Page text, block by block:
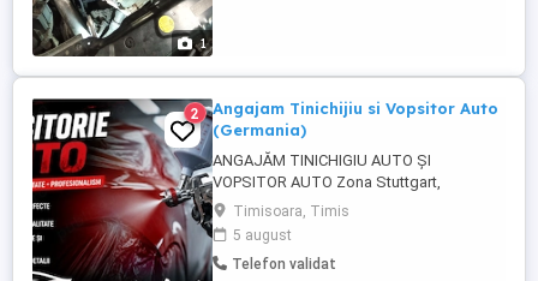
1
2
Angajam Tinichijiu si Vopsitor Auto
(Germania)
ANGAJĂM TINICHIGIU AUTO ȘI
VOPSITOR AUTO Zona Stuttgart,
Germania Tinichigiu Auto Vopsitor Auto
Oferim condiții excelente de muncă și un
pachet atractiv de beneficii! Limba
germană NU este obligatorie! Venituri:
Timisoara, Timis
5 august
Telefon validat